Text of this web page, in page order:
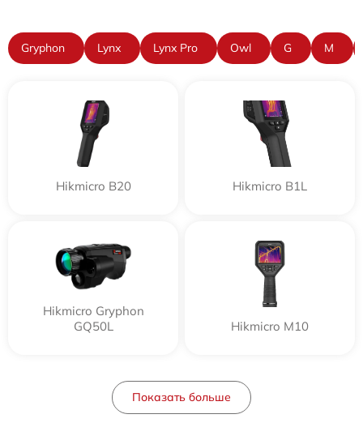
Gryphon Lynx Lynx Pro Owl G M
Hikmicro B20 Hikmicro B1L
Hikmicro Gryphon
GQ50L
Hikmicro M10
Показать больше